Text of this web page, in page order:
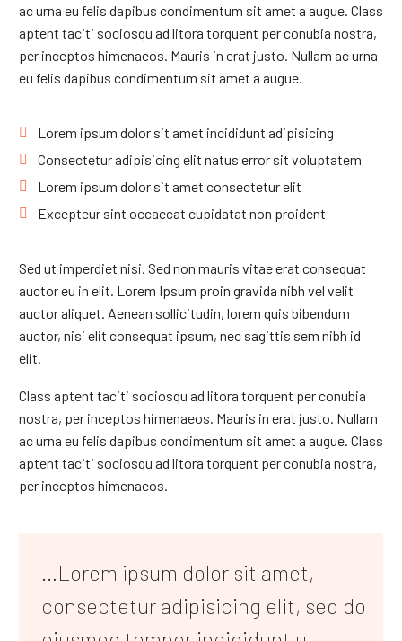
ac urna eu felis dapibus condimentum sit amet a augue. Class
aptent taciti sociosqu ad litora torquent per conubia nostra,
per inceptos himenaeos. Mauris in erat justo. Nullam ac urna
eu felis dapibus condimentum sit amet a augue.
Lorem ipsum dolor sit amet incididunt adipisicing
Consectetur adipisicing elit natus error sit voluptatem
Lorem ipsum dolor sit amet consectetur elit
Excepteur sint occaecat cupidatat non proident
Sed ut imperdiet nisi. Sed non mauris vitae erat consequat
auctor eu in elit. Lorem Ipsum proin gravida nibh vel velit
auctor aliquet. Aenean sollicitudin, lorem quis bibendum
auctor, nisi elit consequat ipsum, nec sagittis sem nibh id
elit.
Class aptent taciti sociosqu ad litora torquent per conubia
nostra, per inceptos himenaeos. Mauris in erat justo. Nullam
ac urna eu felis dapibus condimentum sit amet a augue. Class
aptent taciti sociosqu ad litora torquent per conubia nostra,
per inceptos himenaeos.
…Lorem ipsum dolor sit amet,
consectetur adipisicing elit, sed do